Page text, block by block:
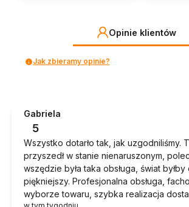
Opinie klientów
Jak zbieramy opinie?
Gabriela
5
Wszystko dotarło tak, jak uzgodniliśmy.
przyszedł w stanie nienaruszonym,
wszędzie była taka obsługa, świat byłby
piękniejszy. Profesjonalna obsługa,
wyborze towaru, szybka realizacja